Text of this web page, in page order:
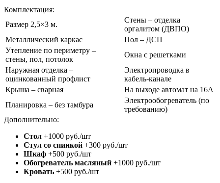
Комплектация:
Размер 2,5×3 м.
Стены – отделка
оргалитом (ДВПО)
Металлический каркас
Пол – ДСП
Утепление по периметру –
стены, пол, потолок
Окна с решетками
Наружная отделка –
оцинкованный профлист
Электропроводка в
кабель-канале
Крыша – сварная
На выходе автомат на 16А
Планировка – без тамбура
Электрообогреватель (по
требованию)
Дополнительно:
Стол +1000 руб./шт
Стул со спинкой +300 руб./шт
Шкаф +500 руб./шт
Обогреватель масляный +1000 руб./шт
Кровать +500 руб./шт